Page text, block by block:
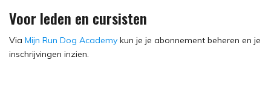
Voor leden en cursisten
Via Mijn Run Dog Academy kun je je abonnement beheren en je
inschrijvingen inzien.